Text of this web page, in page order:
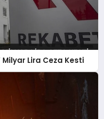
Lira Ceza Kesti